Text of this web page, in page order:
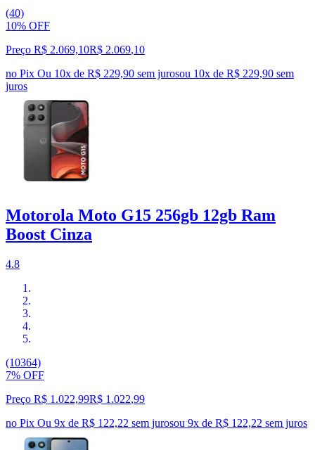
(40)
10% OFF
Preço R$ 2.069,10R$ 2.069,10
no Pix Ou 10x de R$ 229,90 sem jurosou 10x de R$ 229,90 sem
juros
Motorola Moto G15 256gb 12gb Ram
Boost Cinza
4.8
(10364)
7% OFF
Preço R$ 1.022,99R$ 1.022,99
no Pix Ou 9x de R$ 122,22 sem jurosou 9x de R$ 122,22 sem juros